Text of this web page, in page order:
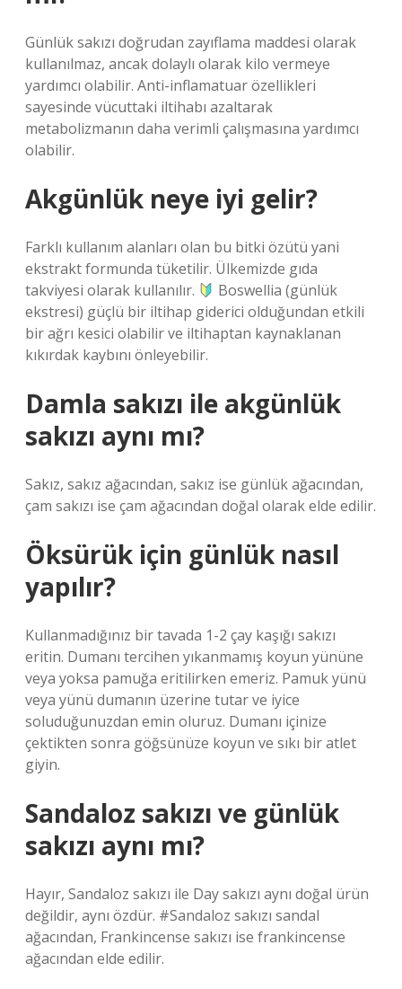
Günlük sakızı doğrudan zayıflama maddesi olarak
kullanılmaz, ancak dolaylı olarak kilo vermeye
yardımcı olabilir. Anti-inflamatuar özellikleri
sayesinde vücuttaki iltihabı azaltarak
metabolizmanın daha verimli çalışmasına yardımcı
olabilir.
Akgünlük neye iyi gelir?
Farklı kullanım alanları olan bu bitki özütü yani
ekstrakt formunda tüketilir. Ülkemizde gıda
takviyesi olarak kullanılır.
Boswellia (günlük
ekstresi) güçlü bir iltihap giderici olduğundan etkili
bir ağrı kesici olabilir ve iltihaptan kaynaklanan
kıkırdak kaybını önleyebilir.
Damla sakızı ile akgünlük
sakızı aynı mı?
Sakız, sakız ağacından, sakız ise günlük ağacından,
çam sakızı ise çam ağacından doğal olarak elde edilir.
Öksürük için günlük nasıl
yapılır?
Kullanmadığınız bir tavada 1-2 çay kaşığı sakızı
eritin. Dumanı tercihen yıkanmamış koyun yününe
veya yoksa pamuğa eritilirken emeriz. Pamuk yünü
veya yünü dumanın üzerine tutar ve iyice
soluduğunuzdan emin oluruz. Dumanı içinize
çektikten sonra göğsünüze koyun ve sıkı bir atlet
giyin.
Sandaloz sakızı ve günlük
sakızı aynı mı?
Hayır, Sandaloz sakızı ile Day sakızı aynı doğal ürün
değildir, aynı özdür. #Sandaloz sakızı sandal
ağacından, Frankincense sakızı ise frankincense
ağacından elde edilir.